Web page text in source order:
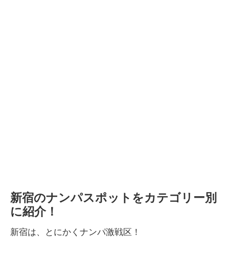
新宿のナンパスポットをカテゴリー別
に紹介！
新宿は、とにかくナンパ激戦区！